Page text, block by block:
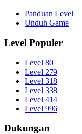
Panduan Level
Unduh Game
Level Populer
Level 80
Level 279
Level 318
Level 338
Level 414
Level 996
Dukungan